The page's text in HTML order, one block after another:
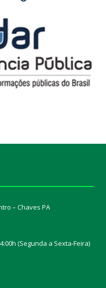
– Chaves PA
(Segunda a Sexta-Feira)